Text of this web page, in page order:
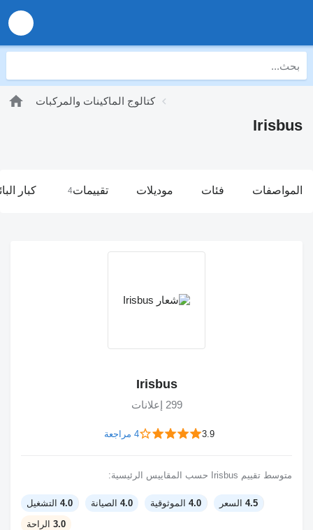
كتالوج الماكينات والمركبات
Irisbus
المواصفات فئات موديلات تقييمات4 كبار
Irisbus
299 إعلانات
3.9 4 مراجعة
متوسط تقييم Irisbus حسب المقاييس الرئيسية:
4.5 السعر 4.0 الموثوقية 4.0 الصيانة 4.0 التشغيل
3.0 الراحة